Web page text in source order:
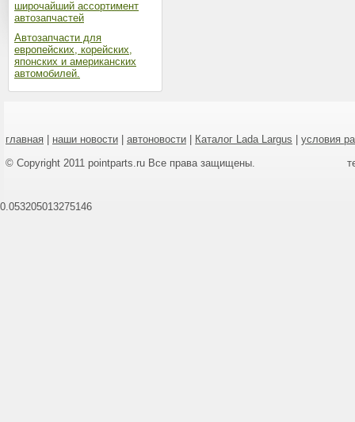
широчайший ассортимент
автозапчастей
Автозапчасти для
европейских, корейских,
японских и американских
автомобилей.
главная наши новости автоновости Каталог Lada Largus
условия
© Copyright 2011 pointparts.ru Все права защищены.
0.053205013275146